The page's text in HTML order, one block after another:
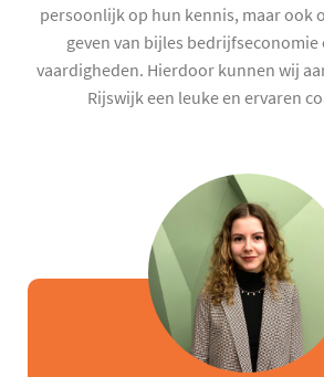
persoonlijk op hun kennis, maar ook
geven van bijles bedrijfseconomie
vaardigheden. Hierdoor kunnen wij
Rijswijk een leuke en ervaren